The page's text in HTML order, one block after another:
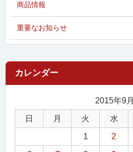
商品情報
重要なお知らせ
2015年9月
日 月 火 水
1 2